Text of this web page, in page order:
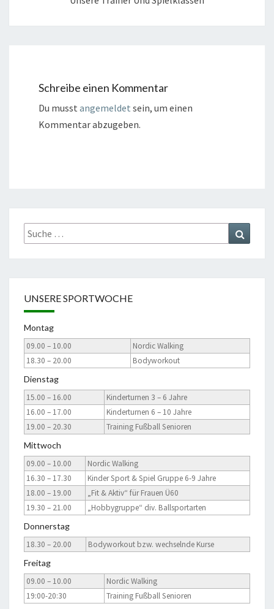
Schreibe einen Kommentar
Du musst angemeldet sein, um einen
Kommentar abzugeben.
Suche
nach:
UNSERE SPORTWOCHE
Montag
09.00 – 10.00
Nordic Walking
18.30 – 20.00
Bodyworkout
Dienstag
15.00 – 16.00
Kinderturnen 3 – 6 Jahre
16.00 – 17.00
Kinderturnen 6 – 10 Jahre
19.00 – 20.30
Training Fußball Senioren
Mittwoch
09.00 – 10.00
Nordic Walking
16.30 – 17.30
Kinder Sport & Spiel Gruppe 6-9 Jahre
18.00 – 19.00
„Fit & Aktiv“ für Frauen Ü60
19.30 – 21.00
„Hobbygruppe“ div. Ballsportarten
Donnerstag
18.30 – 20.00
Bodyworkout bzw. wechselnde Kurse
Freitag
09.00 – 10.00
Nordic Walking
19:00-20:30
Training Fußball Senioren